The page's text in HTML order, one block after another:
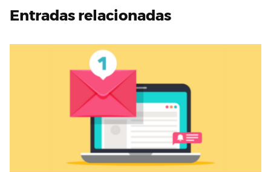
Entradas relacionadas